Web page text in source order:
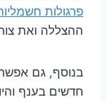
פרגולות
ההצללה ואת
בנוסף, גם
חדשים בענף